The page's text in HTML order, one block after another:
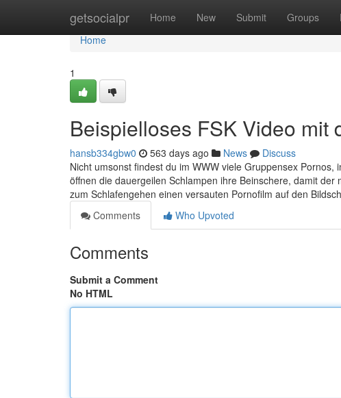
getsocialpr Home New Submit Groups
Home
Home
1
Beispielloses FSK Video mit
hansb334gbw0 563 days ago News
Discuss
Nicht umsonst findest du im WWW viele Gruppensex
öffnen die dauergeilen Schlampen ihre Beinschere, damit
zum Schlafengehen einen versauten Pornofilm auf den
Comments
Who Upvoted
Comments
Submit a Comment
No HTML